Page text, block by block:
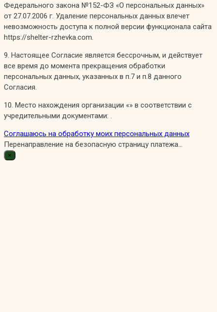
Федерального закона №152-ФЗ «О персональных данных»
от 27.07.2006 г. Удаление персональных данных влечет
невозможность доступа к полной версии функционала сайта
https://shelter-rzhevka.com.
9. Настоящее Согласие является бессрочным, и действует
все время до момента прекращения обработки
персональных данных, указанных в п.7 и п.8 данного
Согласия.
10. Место нахождения организации «» в соответствии с
учредительными документами: .
Соглашаюсь на обработку моих персональных данных
Перенаправление на безопасную страницу платежа...
×